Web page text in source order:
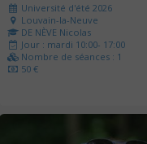
Université d'été 2026
Louvain-la-Neuve
DE NÈVE Nicolas
Jour : mardi 10:00- 17:00
Nombre de séances : 1
50 €